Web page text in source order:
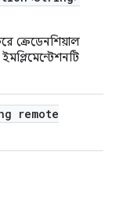
ক্রেডেনশিয়াল
remote